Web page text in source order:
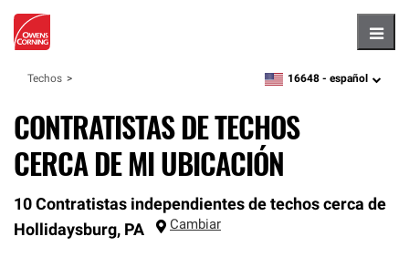
Techos zipcode,language
16648 - español
CONTRATISTAS DE TECHOS
CERCA DE MI UBICACIÓN
10 Contratistas independientes de techos cerca de
Hollidaysburg, PA Cambiar